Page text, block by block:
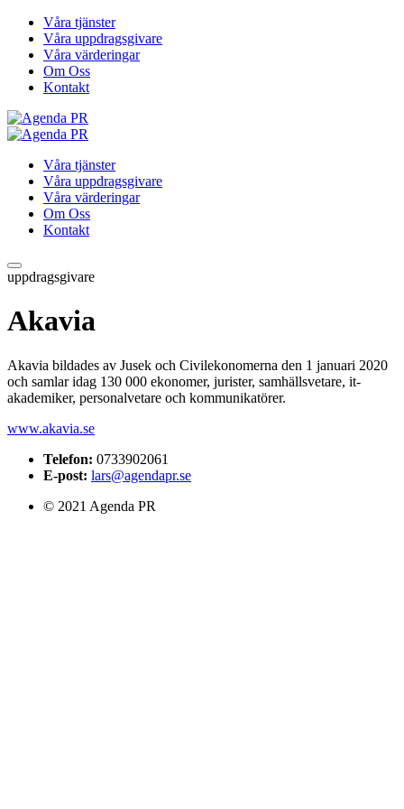
Våra tjänster
Våra uppdragsgivare
Våra värderingar
Om Oss
Kontakt
Våra tjänster
Våra uppdragsgivare
Våra värderingar
Om Oss
Kontakt
uppdragsgivare
Akavia
Akavia bildades av Jusek och Civilekonomerna den 1 januari 2020
och samlar idag 130 000 ekonomer, jurister, samhällsvetare, it-
akademiker, personalvetare och kommunikatörer.
www.akavia.se
Telefon: 0733902061
E-post: lars@agendapr.se
© 2021 Agenda PR